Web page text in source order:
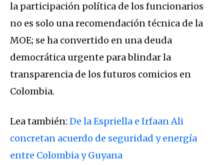
la participación política de los funcionarios
no es solo una recomendación técnica de la
MOE; se ha convertido en una deuda
democrática urgente para blindar la
transparencia de los futuros comicios en
Colombia.
Lea también: De la Espriella e Irfaan Ali
concretan acuerdo de seguridad y energía
entre Colombia y Guyana